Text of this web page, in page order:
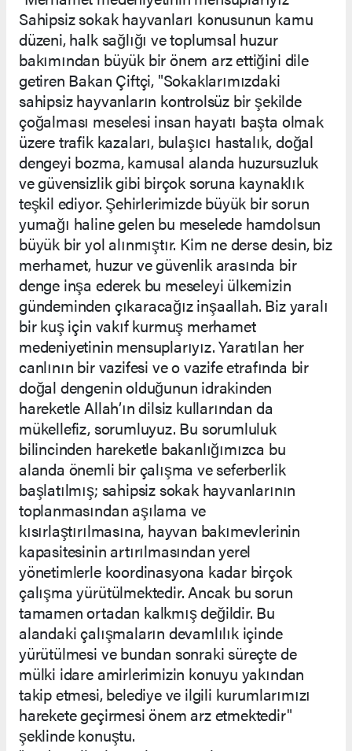
Sahipsiz sokak hayvanları konusunun kamu
düzeni, halk sağlığı ve toplumsal huzur
bakımından büyük bir önem arz ettiğini dile
getiren Bakan Çiftçi, "Sokaklarımızdaki
sahipsiz hayvanların kontrolsüz bir şekilde
çoğalması meselesi insan hayatı başta olmak
üzere trafik kazaları, bulaşıcı hastalık, doğal
dengeyi bozma, kamusal alanda huzursuzluk
ve güvensizlik gibi birçok soruna kaynaklık
teşkil ediyor. Şehirlerimizde büyük bir sorun
yumağı haline gelen bu meselede hamdolsun
büyük bir yol alınmıştır. Kim ne derse desin, biz
merhamet, huzur ve güvenlik arasında bir
denge inşa ederek bu meseleyi ülkemizin
gündeminden çıkaracağız inşaallah. Biz yaralı
bir kuş için vakıf kurmuş merhamet
medeniyetinin mensuplarıyız. Yaratılan her
canlının bir vazifesi ve o vazife etrafında bir
doğal dengenin olduğunun idrakinden
hareketle Allah’ın dilsiz kullarından da
mükellefiz, sorumluyuz. Bu sorumluluk
bilincinden hareketle bakanlığımızca bu
alanda önemli bir çalışma ve seferberlik
başlatılmış; sahipsiz sokak hayvanlarının
toplanmasından aşılama ve
kısırlaştırılmasına, hayvan bakımevlerinin
kapasitesinin artırılmasından yerel
yönetimlerle koordinasyona kadar birçok
çalışma yürütülmektedir. Ancak bu sorun
tamamen ortadan kalkmış değildir. Bu
alandaki çalışmaların devamlılık içinde
yürütülmesi ve bundan sonraki süreçte de
mülki idare amirlerimizin konuyu yakından
takip etmesi, belediye ve ilgili kurumlarımızı
harekete geçirmesi önem arz etmektedir"
şeklinde konuştu.